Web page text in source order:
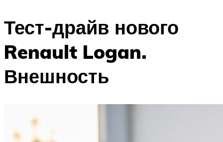
Тест-драйв нового
Renault Logan.
Внешность